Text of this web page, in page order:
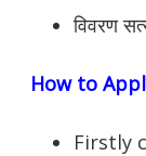
विवरण
How to
Firstly